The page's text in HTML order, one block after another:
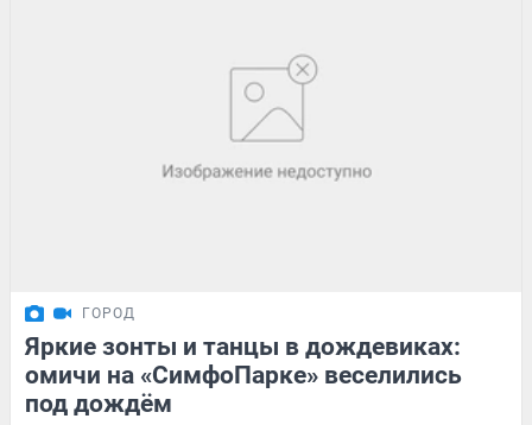
ГОРОД
Яркие зонты и танцы в дождевиках:
омичи на «СимфоПарке» веселились
под дождём